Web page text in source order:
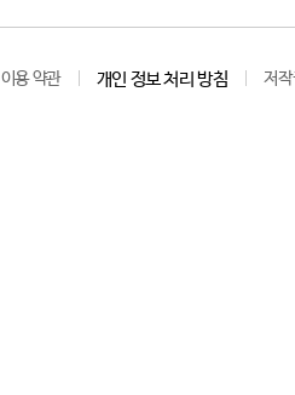
이용 약관 개인 정보 처리 방침 저